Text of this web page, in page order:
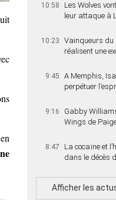
10:58
Les Wolves
leur attaque à
10:23
Vainqueurs du
réalisent une
9:45
A Memphis,
perpétuer
9:16
Gabby
Wings de
8:47
La cocaïne et
dans le décès
Afficher les